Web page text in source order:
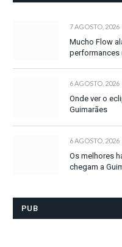
7 AGOSTO, 2026
Mucho Flow
performances
6 AGOSTO, 2026
Onde ver o
Guimarães
6 AGOSTO, 2026
Os melhores
chegam a
PUB